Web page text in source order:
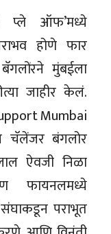
प्ले ऑफ’मध्ये
होणे फार
मुंबईला
जाहीर केलं.
Mumbai
चॅलेंजर बंगलोर
ऐवजी निळा
फायनलमध्ये
पराभूत